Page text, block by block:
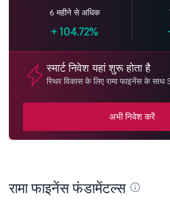
6 महीने से अधिक
+ 104.72%
स्मार्ट निवेश यहां शुरू होता है
स्थिर विकास के लिए रामा फाइनेंस के
अभी निवेश करें
रामा फाइनेंस फंडामेंटल्स